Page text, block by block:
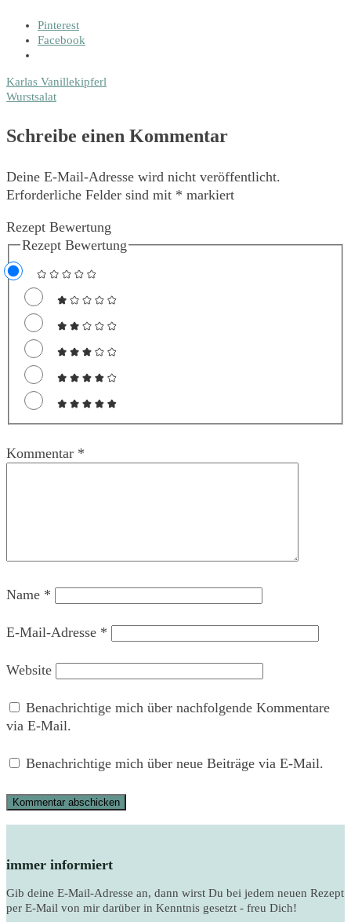
Pinterest
Facebook
Beitragsnavigation
Karlas Vanillekipferl
Wurstsalat
Schreibe einen Kommentar
Deine E-Mail-Adresse wird nicht veröffentlicht.
Erforderliche Felder sind mit * markiert
Rezept Bewertung
Rezept Bewertung
Kommentar *
Name *
E-Mail-Adresse *
Website
Benachrichtige mich über nachfolgende Kommentare
via E-Mail.
Benachrichtige mich über neue Beiträge via E-Mail.
immer informiert
Gib deine E-Mail-Adresse an, dann wirst Du bei jedem neuen Rezept
per E-Mail von mir darüber in Kenntnis gesetzt - freu Dich!